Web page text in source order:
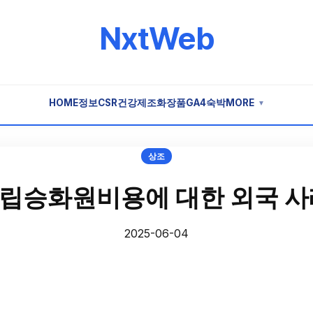
NxtWeb
HOME정보CSR건강제조화장품GA4숙박MORE ▼
상조
승화원비용에 대한 외국
2025-06-04